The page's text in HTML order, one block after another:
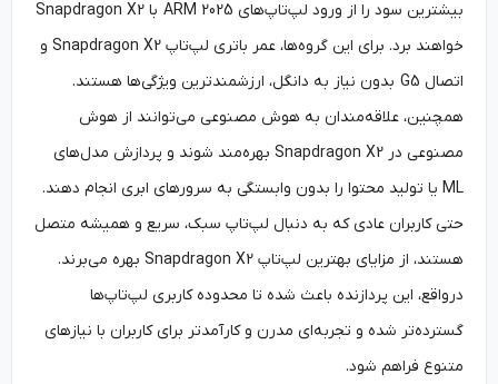
بیشترین سود را از ورود لپ‌تاپ‌های ARM 2025 با Snapdragon X2
خواهند برد. برای این گروه‌ها، عمر باتری لپ‌تاپ Snapdragon X2 و
اتصال G5 بدون نیاز به دانگل، ارزشمندترین ویژگی‌ها هستند.
همچنین، علاقه‌مندان به هوش مصنوعی می‌توانند از هوش
مصنوعی در Snapdragon X2 بهره‌مند شوند و پردازش مدل‌های
ML یا تولید محتوا را بدون وابستگی به سرورهای ابری انجام دهند.
حتی کاربران عادی که به دنبال لپ‌تاپ سبک، سریع و همیشه متصل
هستند، از مزایای بهترین لپ‌تاپ Snapdragon X2 بهره می‌برند.
درواقع، این پردازنده باعث شده تا محدوده کاربری لپ‌تاپ‌ها
گسترده‌تر شده و تجربه‌ای مدرن و کارآمدتر برای کاربران با نیازهای
متنوع فراهم شود.